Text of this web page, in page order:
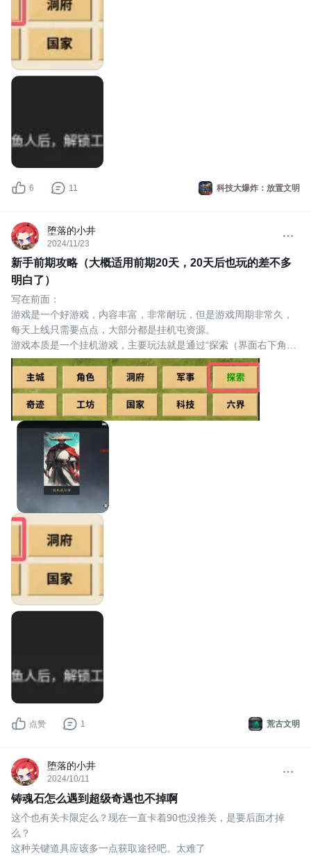
科技大爆炸：放置文明
6 11
堕落的小井
2024/11/23
新手前期攻略（大概适用前期20天，20天后也玩的差不多
明白了）
写在前面：
游戏是一个好游戏，内容丰富，非常耐玩，但是游戏周期非常久，
每天上线只需要点点，大部分都是挂机屯资源。
游戏本质是一个挂机游戏，主要玩法就是通过“探索（界面右下角）
的boss”不断解锁新的功能。
如图所示。
游戏中一个boss的进度会卡很久很久，所以短时间打不过也别急，
多挂机几天就可以了。
一些常见问题我的理解：
Q钻石的作用:
A目前看来主要是升级宠物，购买支持次数，购买1小时资源包，
荒古文明
点赞 1
堕落的小井
2024/10/11
铸魂石怎么遇到超级奇遇也不掉啊
这个也有关卡限定么？现在一直卡着90也没推关，是要后面才掉
么？
这种关键道具应该多一点获取途径吧。太难了